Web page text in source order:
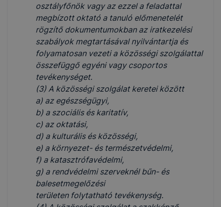
osztályfőnök vagy az ezzel a feladattal
megbízott oktató a tanuló előmenetelét
rögzítő dokumentumokban az iratkezelési
szabályok megtartásával nyilvántartja és
folyamatosan vezeti a közösségi szolgálattal
összefüggő egyéni vagy csoportos
tevékenységet.
(3) A közösségi szolgálat keretei között
a) az egészségügyi,
b) a szociális és karitatív,
c) az oktatási,
d) a kulturális és közösségi,
e) a környezet- és természetvédelmi,
f) a katasztrófavédelmi,
g) a rendvédelmi szerveknél bűn- és
balesetmegelőzési
területen folytatható tevékenység.